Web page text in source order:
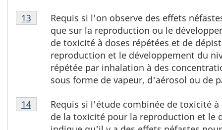
de
bas
Tableau
1
13
Requis si l'on observe des effets
que sur la reproduction ou le
de toxicité à doses répétées et de
reproduction et le développement du
répétée par inhalation à des
sous forme de vapeur, d'aérosol ou de
13
Tableau
1
Requis si l'étude combinée de toxicité
de la toxicité pour la reproduction et le
14